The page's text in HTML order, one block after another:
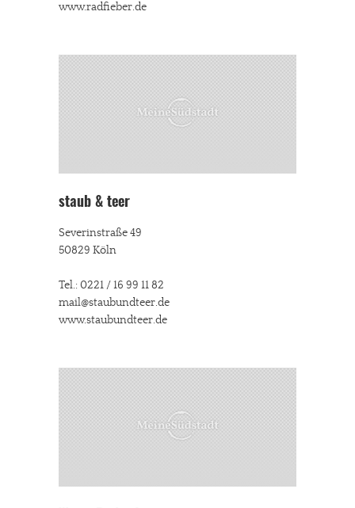
www.radfieber.de
staub & teer
Severinstraße 49
50829 Köln
Tel.: 0221 / 16 99 11 82
mail@staubundteer.de
www.staubundteer.de